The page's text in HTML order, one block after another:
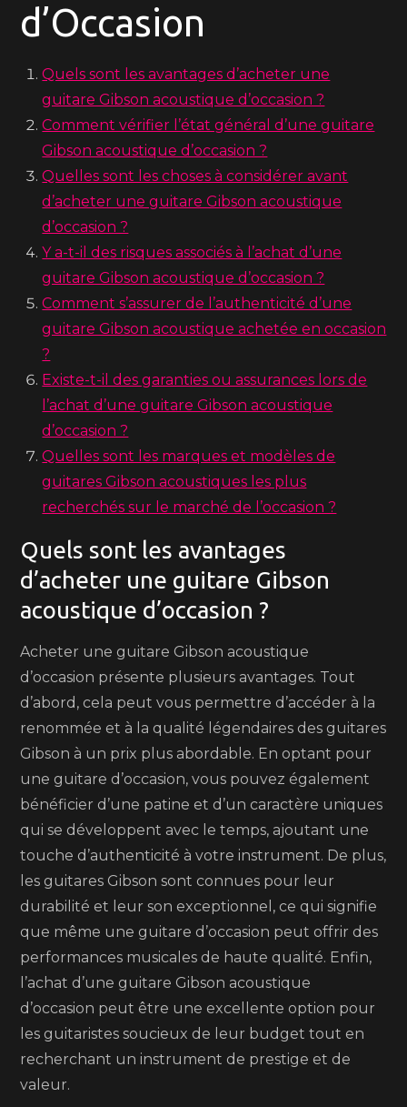
d’Occasion
Quels sont les avantages d’acheter une
guitare Gibson acoustique d’occasion ?
Comment vérifier l’état général d’une guitare
Gibson acoustique d’occasion ?
Quelles sont les choses à considérer avant
d’acheter une guitare Gibson acoustique
d’occasion ?
Y a-t-il des risques associés à l’achat d’une
guitare Gibson acoustique d’occasion ?
Comment s’assurer de l’authenticité d’une
guitare Gibson acoustique achetée en occasion
?
Existe-t-il des garanties ou assurances lors de
l’achat d’une guitare Gibson acoustique
d’occasion ?
Quelles sont les marques et modèles de
guitares Gibson acoustiques les plus
recherchés sur le marché de l’occasion ?
Quels sont les avantages
d’acheter une guitare Gibson
acoustique d’occasion ?
Acheter une guitare Gibson acoustique
d’occasion présente plusieurs avantages. Tout
d’abord, cela peut vous permettre d’accéder à la
renommée et à la qualité légendaires des guitares
Gibson à un prix plus abordable. En optant pour
une guitare d’occasion, vous pouvez également
bénéficier d’une patine et d’un caractère uniques
qui se développent avec le temps, ajoutant une
touche d’authenticité à votre instrument. De plus,
les guitares Gibson sont connues pour leur
durabilité et leur son exceptionnel, ce qui signifie
que même une guitare d’occasion peut offrir des
performances musicales de haute qualité. Enfin,
l’achat d’une guitare Gibson acoustique
d’occasion peut être une excellente option pour
les guitaristes soucieux de leur budget tout en
recherchant un instrument de prestige et de
valeur.